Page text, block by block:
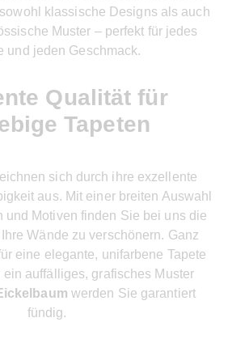
klassische Designs als auch
Muster – perfekt für jedes
und jeden Geschmack.
Qualität für
Tapeten
sich durch ihre exzellente
aus. Mit einer breiten Auswahl
und Motiven finden Sie bei uns die
Wände zu verschönern. Ganz
eine elegante, unifarbene Tapete
auffälliges, grafisches Muster
werden Sie garantiert
fündig.